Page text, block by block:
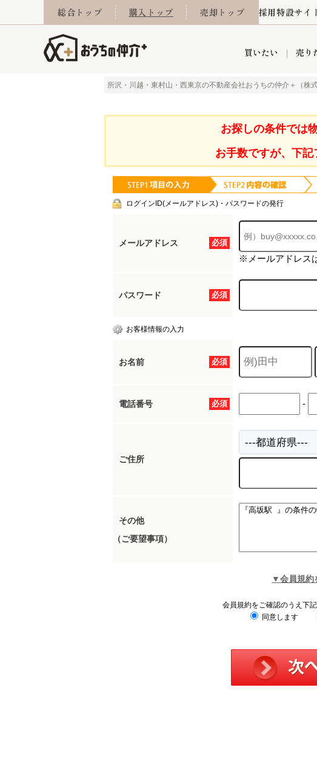
総合トップ 購入トップ 売却トップ 採用特設サイ
買いたい
学区から探す 町名から探
当社お預かり物件 グループ会社施工物件 リ
当社提携金融機関 8
売り
売却査定実績 売却成功実
住み替え 離婚 不動産買取
東村山市 入間市
リフォーム事例採用情報
小手指営業所 所沢営業所 東所沢営業所
おうちのリフォーム お
マンションカタログ おうちパー
オンライン相談予約 売却査定依
所沢・川越・東村山・西東京の不動産会社おうちの仲介＋（株
お探しの条件では
お手数ですが、下記
ログインID(メールアドレス)・パスワードの発行
必須
メールアドレス
※メールアドレス
必須
パスワード
お客様情報の入力
必須
お名前
必須
電話番号 -
ご住所
その他
（ご要望事項）
▼会員規約
会員規約をご確認のうえ下
同意します